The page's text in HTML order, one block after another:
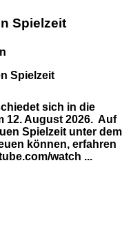
Spielzeit
sich in die
12. August 2026. Auf
Spielzeit unter dem
können, erfahren
watch ...